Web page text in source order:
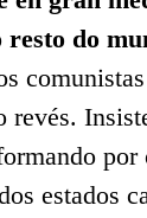
resto do
revés.
por
estados